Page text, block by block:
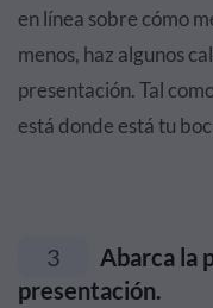
en línea sobre cómo
menos, haz algunos
presentación. Tal
está donde está tu
3
Abarca la
presentación.